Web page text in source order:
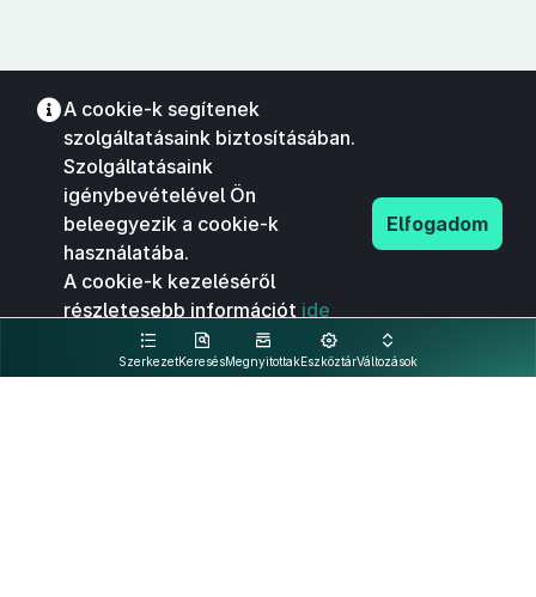
SzerkezetKeresésMegnyitottakEszköztárVáltozások
A cookie-k segítenek
szolgáltatásaink biztosításában.
Szolgáltatásaink
igénybevételével Ön
beleegyezik a cookie-k
használatába.
A cookie-k kezeléséről
részletesebb információt ide
kattintva olvashat.
Elfogadom